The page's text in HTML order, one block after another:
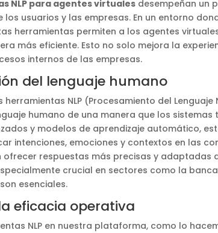
NLP para agentes virtuales desempeñan un
los usuarios y las empresas. En un entorno
herramientas permiten a los agentes
más eficiente. Esto no solo mejora la
internos de las empresas.
del lenguaje humano
herramientas NLP (Procesamiento del
humano de una manera que los
y modelos de aprendizaje automático,
intenciones, emociones y contextos en las
ofrecer respuestas más precisas y adaptadas
crucial en sectores como la
esenciales.
eficacia operativa
NLP en nuestra plataforma, como lo